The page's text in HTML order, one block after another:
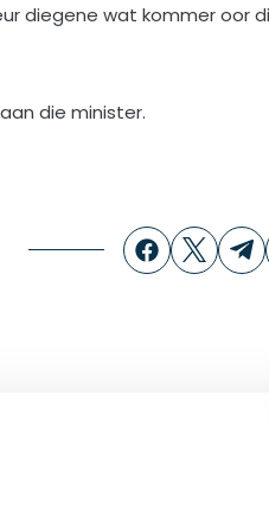
diegene wat kommer oor
die minister.